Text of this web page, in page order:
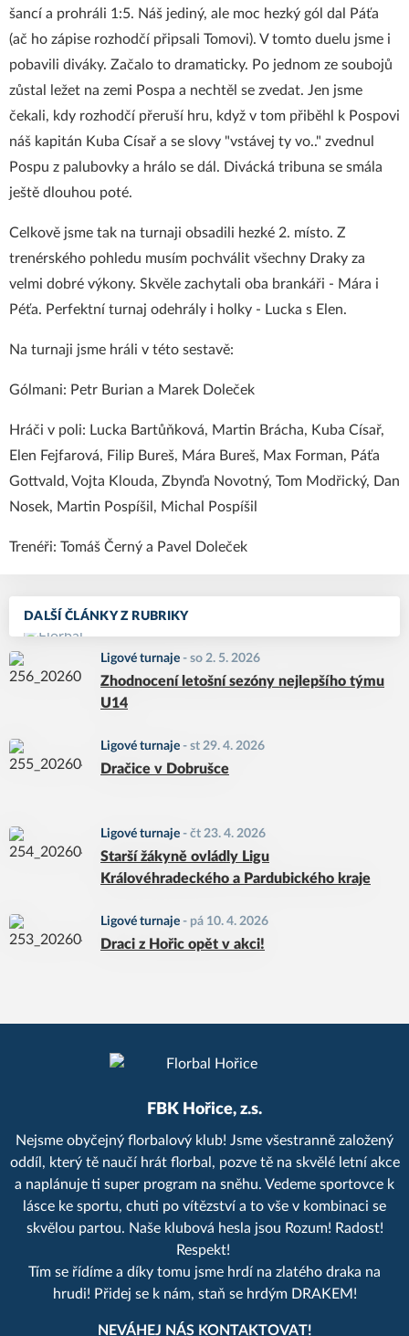
DALŠÍ ČLÁNKY Z RUBRIKY
Ligové turnaje - so 2. 5. 2026
Zhodnocení letošní sezóny nejlepšího týmu
U14
Ligové turnaje - st 29. 4. 2026
Dračice v Dobrušce
Ligové turnaje - čt 23. 4. 2026
Starší žákyně ovládly Ligu
Královéhradeckého a Pardubického kraje
Ligové turnaje - pá 10. 4. 2026
Draci z Hořic opět v akci!
šancí a prohráli 1:5. Náš jediný, ale moc hezký gól dal Páťa
(ač ho zápise rozhodčí připsali Tomovi). V tomto duelu jsme i
pobavili diváky. Začalo to dramaticky. Po jednom ze soubojů
zůstal ležet na zemi Pospa a nechtěl se zvedat. Jen jsme
čekali, kdy rozhodčí přeruší hru, když v tom přiběhl k Pospovi
náš kapitán Kuba Císař a se slovy "vstávej ty vo.." zvednul
Pospu z palubovky a hrálo se dál. Divácká tribuna se smála
ještě dlouhou poté.
Celkově jsme tak na turnaji obsadili hezké 2. místo. Z
trenérského pohledu musím pochválit všechny Draky za
velmi dobré výkony. Skvěle zachytali oba brankáři - Mára i
Péťa. Perfektní turnaj odehrály i holky - Lucka s Elen.
Na turnaji jsme hráli v této sestavě:
Gólmani: Petr Burian a Marek Doleček
Hráči v poli: Lucka Bartůňková, Martin Brácha, Kuba Císař,
Elen Fejfarová, Filip Bureš, Mára Bureš, Max Forman, Páťa
Gottvald, Vojta Klouda, Zbynďa Novotný, Tom Modřický, Dan
Nosek, Martin Pospíšil, Michal Pospíšil
Trenéři: Tomáš Černý a Pavel Doleček
FBK Hořice, z.s.
Nejsme obyčejný florbalový klub! Jsme všestranně založený
oddíl, který tě naučí hrát florbal, pozve tě na skvělé letní akce
a naplánuje ti super program na sněhu. Vedeme sportovce k
lásce ke sportu, chuti po vítězství a to vše v kombinaci se
skvělou partou. Naše klubová hesla jsou Rozum! Radost!
Respekt!
Tím se řídíme a díky tomu jsme hrdí na zlatého draka na
hrudi! Přidej se k nám, staň se hrdým DRAKEM!
NEVÁHEJ NÁS KONTAKTOVAT!